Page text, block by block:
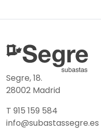
Segre, 18.
28002 Madrid
T 915 159 584
info@subastassegre.es